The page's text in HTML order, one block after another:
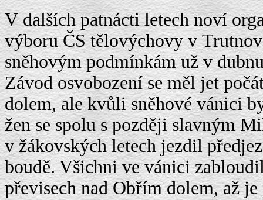
V dalších patnácti letech noví
výboru ČS tělovýchovy v
sněhovým podmínkám už v
Závod osvobození se měl jet
dolem, ale kvůli sněhové vánici
žen se spolu s později slavným
v žákovských letech jezdil
boudě. Všichni ve vánici
převisech nad Obřím dolem, až